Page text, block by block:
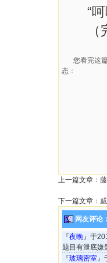
“呵
（完
您看完这
态：
上一篇文章：
下一篇文章：
网友评论：
『夜晚』于
题目有泄底
『玻璃密室』